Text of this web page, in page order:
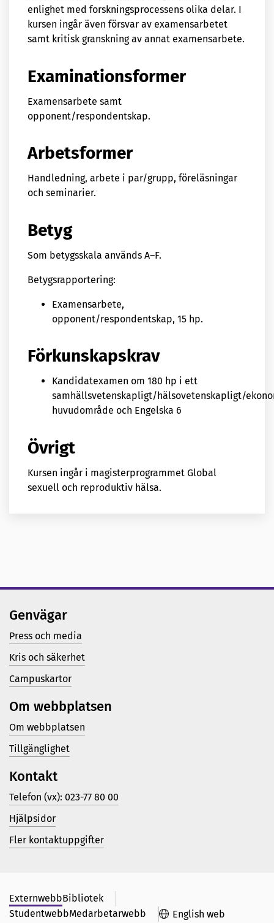
enlighet med forskningsprocessens olika delar. I
kursen ingår även försvar av examensarbetet
samt kritisk granskning av annat examensarbete.
Examinationsformer
Examensarbete samt
opponent/respondentskap.
Arbetsformer
Handledning, arbete i par/grupp, föreläsningar
och seminarier.
Betyg
Som betygsskala används A–F.
Betygsrapportering:
Examensarbete,
opponent/respondentskap, 15 hp.
Förkunskapskrav
Kandidatexamen om 180 hp i ett
samhällsvetenskapligt/hälsovetenskapligt/
huvudområde och Engelska 6
Övrigt
Kursen ingår i magisterprogrammet Global
sexuell och reproduktiv hälsa.
Genvägar
Press och media
Kris och säkerhet
Campuskartor
Om webbplatsen
Om webbplatsen
Tillgänglighet
Kontakt
Telefon (vx): 023-77 80 00
Hjälpsidor
Fler kontaktuppgifter
ExternwebbBibliotek
StudentwebbMedarbetarwebb English web